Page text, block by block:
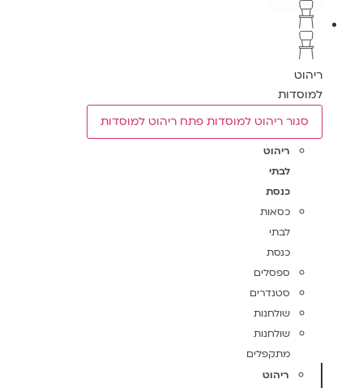
ריהוט
למוסדות
סגור ריהוט למוסדות פתח ריהוט למוסדות
ריהוט
לבתי
כנסת
כסאות
לבתי
כנסת
ספסלים
סטנדרים
שולחנות
שולחנות
מתקפלים
ריהוט